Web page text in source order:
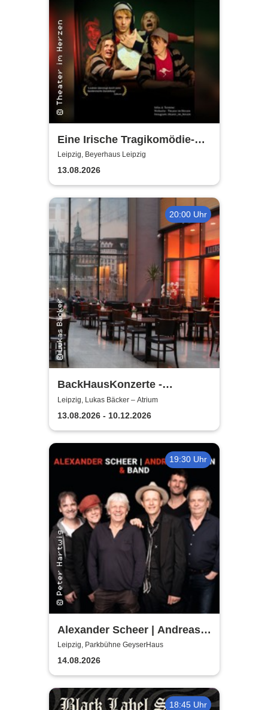
Eine Irische Tragikomödie-
Das Kleingeld | Getreu dem
Motto: Wir lachen, weil wir
weinen
Leipzig, Beyerhaus Leipzig
13.08.2026
20:00 Uhr
BackHausKonzerte -
Kammermusik mit der
Sinfonia Leipzig
Leipzig, Lukas Bäcker – Atrium
13.08.2026 - 10.12.2026
19:30 Uhr
Alexander Scheer | Andreas
Dresen & Band spielen (nicht
nur) Gundermann
Leipzig, Parkbühne GeyserHaus
14.08.2026
18:45 Uhr